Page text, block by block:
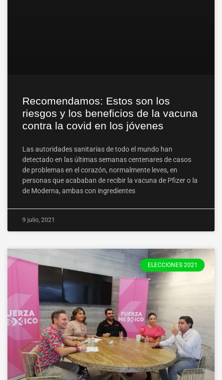
Recomendamos: Estos son los
riesgos y los beneficios de la vacuna
contra la covid en los jóvenes
Las autoridades sanitarias de todo el mundo han
detectado en las últimas semanas centenares de casos
de problemas en el corazón, normalmente leves, en
personas que acababan de recibir la vacuna de Pfizer o la
de Moderna, ambas con ingredientes
9 julio, 2021
ELECCIONES 2021